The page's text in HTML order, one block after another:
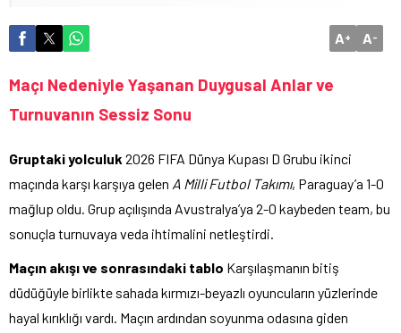
A+ A-
Maçı Nedeniyle Yaşanan Duygusal Anlar ve
Turnuvanın Sessiz Sonu
Gruptaki yolculuk 2026 FIFA Dünya Kupası D Grubu ikinci
maçında karşı karşıya gelen A Milli Futbol Takımı, Paraguay’a 1-0
mağlup oldu. Grup açılışında Avustralya’ya 2-0 kaybeden team, bu
sonuçla turnuvaya veda ihtimalini netleştirdi.
Maçın akışı ve sonrasındaki tablo Karşılaşmanın bitiş
düdüğüyle birlikte sahada kırmızı-beyazlı oyuncuların yüzlerinde
hayal kırıklığı vardı. Maçın ardından soyunma odasına giden